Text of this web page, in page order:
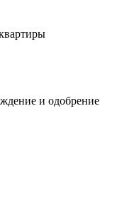
и одобрение